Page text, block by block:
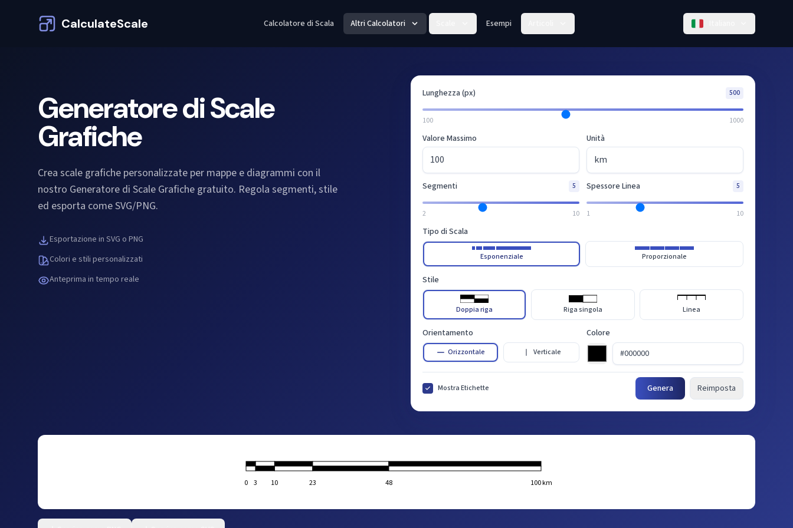
CalculateScale Calcolatore di Scala Altri Calcolatori Esempi
Generatore di Scale
Grafiche
Crea scale grafiche personalizzate per mappe e diagrammi con il
nostro Generatore di Scale Grafiche gratuito. Regola segmenti, stile
ed esporta come SVG/PNG.
Esportazione in SVG o PNG
Colori e stili personalizzati
Anteprima in tempo reale
Lunghezza (px) 500
100 1000
Valore Massimo Unità
Segmenti 5
2 10
Spessore Linea 5
1 10
Tipo di Scala
Esponenziale Proporzionale
Stile
Doppia riga Riga singola Linea
Orientamento
Orizzontale Verticale
Colore
Mostra Etichette Genera Reimposta
0 3 10 23 48 100 km